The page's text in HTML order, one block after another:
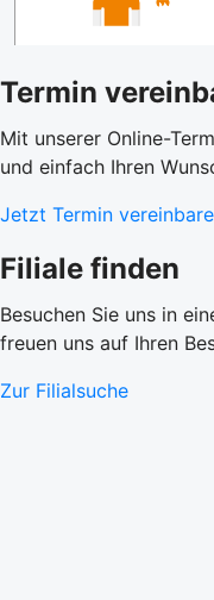
Termin
Mit unserer Online-
und einfach Ihren
Jetzt Termin
Filiale finden
Besuchen Sie uns in
freuen uns auf Ihren
Zur Filialsuche